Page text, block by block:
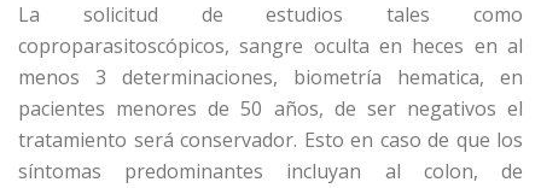
La solicitud de estudios tales como
coproparasitoscópicos, sangre oculta en heces en al
menos 3 determinaciones, biometría hematica, en
pacientes menores de 50 años, de ser negativos el
tratamiento será conservador. Esto en caso de que los
síntomas predominantes incluyan al colon, de